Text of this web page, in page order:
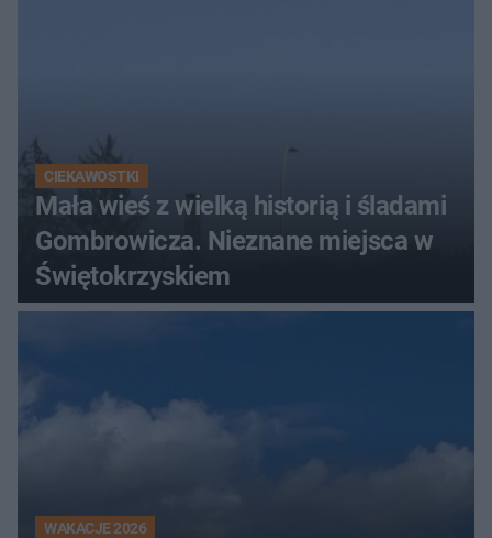
CIEKAWOSTKI
Mała wieś z wielką historią i śladami
Gombrowicza. Nieznane miejsca w
Świętokrzyskiem
WAKACJE 2026